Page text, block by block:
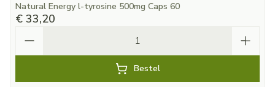
Natural Energy l-tyrosine 500mg Caps 60
€ 33,20
Bestel